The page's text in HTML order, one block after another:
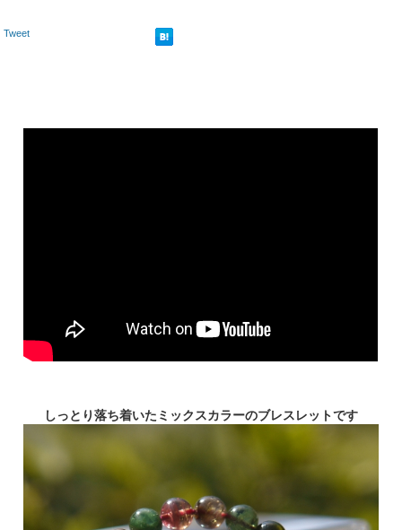
Tweet
しっとり落ち着いたミックスカラーのブレスレットです